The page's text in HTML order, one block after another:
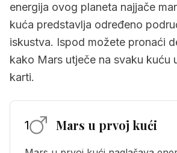
energija ovog planeta najjače
kuća predstavlja određeno
iskustva. Ispod možete pronaći
kako Mars utječe na svaku kuću
karti.
1 Mars u prvoj kući